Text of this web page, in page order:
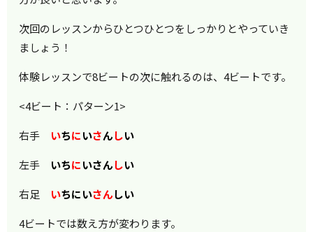
次回のレッスンからひとつひとつをしっかりとやっていき
ましょう！
体験レッスンで8ビートの次に触れるのは、4ビートです。
<4ビート：パターン1>
右手 いちにいさんしい
左手 いちにいさんしい
右足 いちにいさんしい
4ビートでは数え方が変わります。